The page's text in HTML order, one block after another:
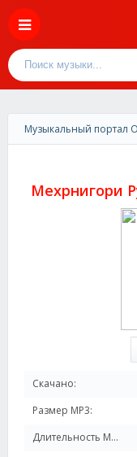
Музыкальный портал
Мехрнигори
Скачано:
Размер MP3:
Длительность MP3: